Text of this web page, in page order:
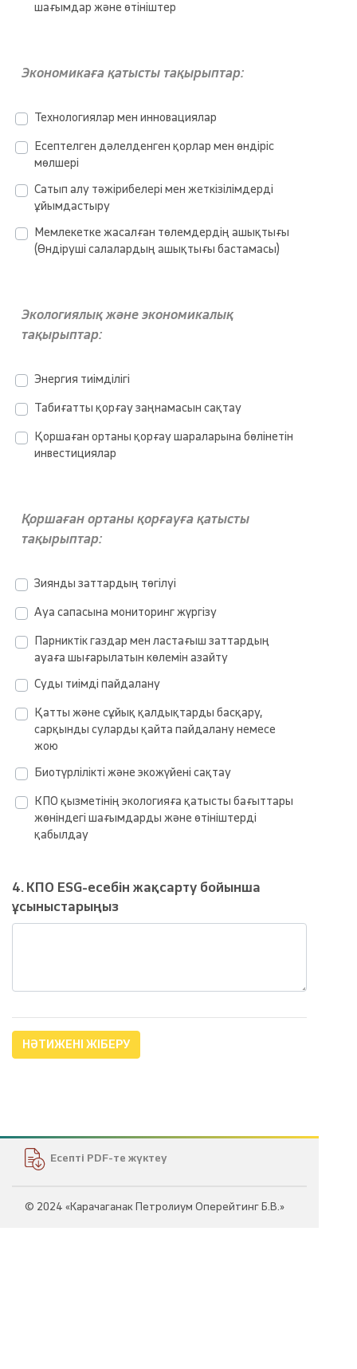
шағымдар және өтініштер
Экономикаға қатысты тақырыптар:
Технологиялар мен инновациялар
Есептелген дәлелденген қорлар мен өндіріс
мөлшері
Сатып алу тәжірибелері мен жеткізілімдерді
ұйымдастыру
Мемлекетке жасалған төлемдердің ашықтығы
(Өндіруші салалардың ашықтығы бастамасы)
Экологиялық және экономикалық
тақырыптар:
Энергия тиімділігі
Табиғатты қорғау заңнамасын сақтау
Қоршаған ортаны қорғау шараларына бөлінетін
инвестициялар
Қоршаған ортаны қорғауға қатысты
тақырыптар:
Зиянды заттардың төгілуі
Ауа сапасына мониторинг жүргізу
Парниктік газдар мен ластағыш заттардың
ауаға шығарылатын көлемін азайту
Суды тиімді пайдалану
Қатты және сұйық қалдықтарды басқару,
сарқынды суларды қайта пайдалану немесе
жою
Биотүрлілікті және экожүйені сақтау
КПО қызметінің экологияға қатысты бағыттары
жөніндегі шағымдарды және өтініштерді
қабылдау
4. КПО ESG-есебін жақсарту бойынша
ұсыныстарыңыз
НӘТИЖЕНІ ЖІБЕРУ
Есепті PDF-те жүктеу
© 2024 «Карачаганак Петролиум Оперейтинг Б.В.»